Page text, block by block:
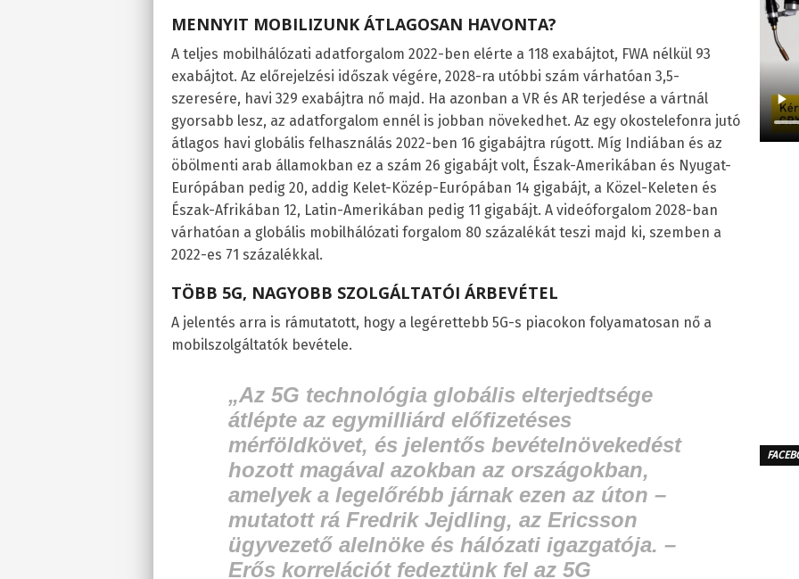
MENNYIT MOBILIZUNK ÁTLAGOSAN HAVONTA?
A teljes mobilhálózati adatforgalom 2022-ben elérte a 118 exabájtot, FWA nélkül 93
exabájtot. Az előrejelzési időszak végére, 2028-ra utóbbi szám várhatóan 3,5-
szeresére, havi 329 exabájtra nő majd. Ha azonban a VR és AR terjedése a vártnál
gyorsabb lesz, az adatforgalom ennél is jobban növekedhet. Az egy okostelefonra jutó
átlagos havi globális felhasználás 2022-ben 16 gigabájtra rúgott. Míg Indiában és az
öbölmenti arab államokban ez a szám 26 gigabájt volt, Észak-Amerikában és Nyugat-
Európában pedig 20, addig Kelet-Közép-Európában 14 gigabájt, a Közel-Keleten és
Észak-Afrikában 12, Latin-Amerikában pedig 11 gigabájt. A videóforgalom 2028-ban
várhatóan a globális mobilhálózati forgalom 80 százalékát teszi majd ki, szemben a
2022-es 71 százalékkal.
TÖBB 5G, NAGYOBB SZOLGÁLTATÓI ÁRBEVÉTEL
A jelentés arra is rámutatott, hogy a legérettebb 5G-s piacokon folyamatosan nő a
mobilszolgáltatók bevétele.
„Az 5G technológia globális elterjedtsége
átlépte az egymilliárd előfizetéses
mérföldkövet, és jelentős bevételnövekedést
hozott magával azokban az országokban,
amelyek a legelőrébb járnak ezen az úton –
mutatott rá Fredrik Jejdling, az Ericsson
ügyvezető alelnöke és hálózati igazgatója. –
Erős korrelációt fedeztünk fel az 5G